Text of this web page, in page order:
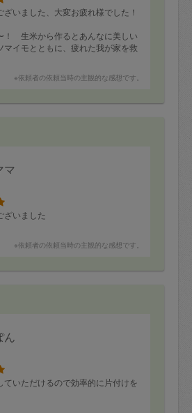
いました、大変お疲れ様でした！
！ 生米から作るとあんなに美しい
マイモとともに、疲れた我が家を救
きでした！ あと、エビのもすごい
豆腐入りでもナシでもどちらで
い致します！
※依頼者の依頼当時の主観的な感想です。
マ
ざいました
※依頼者の依頼当時の主観的な感想です。
ん
ていただけるので効率的に片付けを